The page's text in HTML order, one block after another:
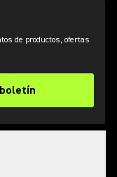
de productos, ofertas